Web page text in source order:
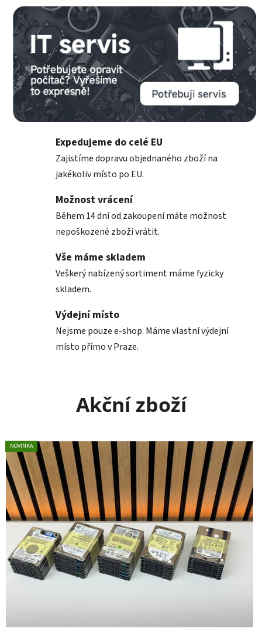
a
č
ů
m
d
ž
i
t
e
l
n
ě
Expedujeme do celé EU
Zajistíme dopravu objednaného zboží na
jakékoliv místo po EU.
Možnost vrácení
Během 14 dní od zakoupení máte možnost
nepoškozené zboží vrátit.
Vše máme skladem
Veškerý nabízený sortiment máme fyzicky
skladem.
Výdejní místo
Nejsme pouze e-shop. Máme vlastní výdejní
místo přímo v Praze.
Akční zboží
NOVINKA